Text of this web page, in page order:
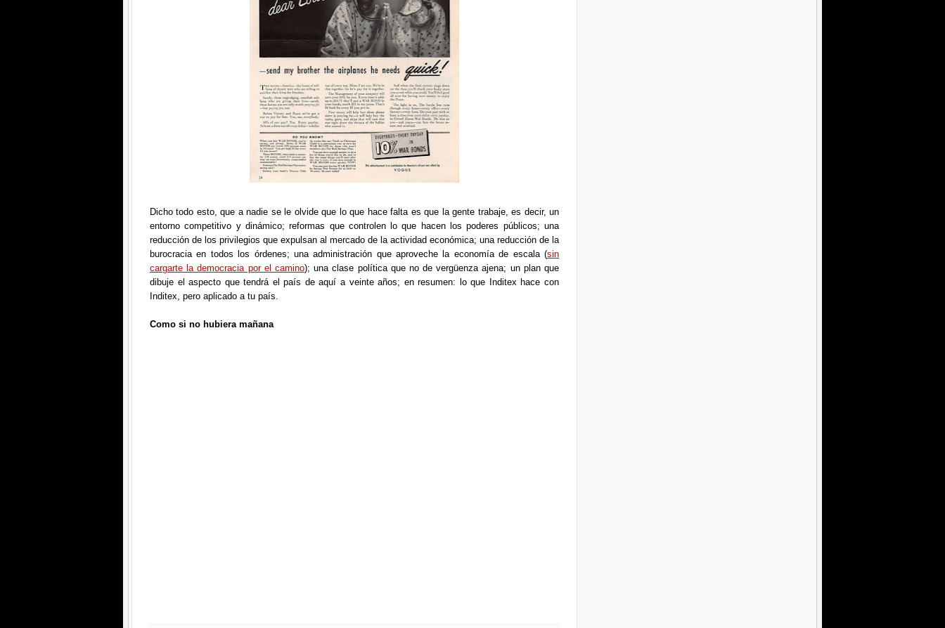
Dicho todo esto, que a nadie se le olvide que lo que hace falta es que la gente trabaje, es decir, un
entorno competitivo y dinámico; reformas que controlen lo que hacen los poderes públicos; una
reducción de los privilegios que expulsan al mercado de la actividad económica; una reducción de la
burocracia en todos los órdenes; una administración que aproveche la economía de escala (sin
cargarte la democracia por el camino); una clase política que no de vergüenza ajena; un plan que
dibuje el aspecto que tendrá el país de aquí a veinte años; en resumen: lo que Inditex hace con
Inditex, pero aplicado a tu país.
Como si no hubiera mañana